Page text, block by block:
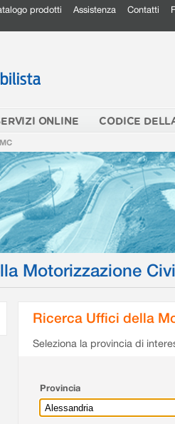
prodotti Assistenza Contatti
ONLINE CODICE
Motorizzazione
Ricerca Uffici della
Seleziona la provincia di
Provincia